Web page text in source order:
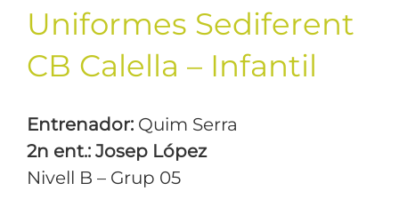
Uniformes Sediferent
CB Calella – Infantil
Entrenador: Quim Serra
2n ent.: Josep López
Nivell B – Grup 05